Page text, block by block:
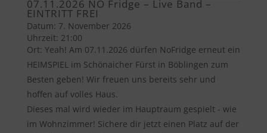
07.11.2026 NO Fridge – Live Band –
EINTRITT FREI
Datum: 7. November 2026
Uhrzeit: 21:00
Ort: Yeah! Am 07.11.2026 dürfen NoFridge erneut ein
HEIMSPIEL im Schönaicher Fürst in Böblingen zum
Besten geben! Wir freuen uns bereits sehr und
hoffen auf volles Haus.
Dieses mal wird wieder im Hauptraum gespielt - wie
im Wohnzimmer! Sichere dir jetzt einen Platz auf der